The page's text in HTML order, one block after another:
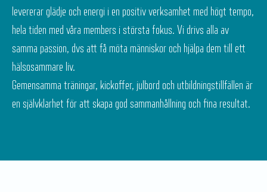
levererar glädje och energi i en positiv verksamhet med högt tempo,
hela tiden med våra members i största fokus. Vi drivs alla av
samma passion, dvs att få möta människor och hjälpa dem till ett
hälsosammare liv.
Gemensamma träningar, kickoffer, julbord och utbildningstillfällen är
en självklarhet för att skapa god sammanhållning och fina resultat.